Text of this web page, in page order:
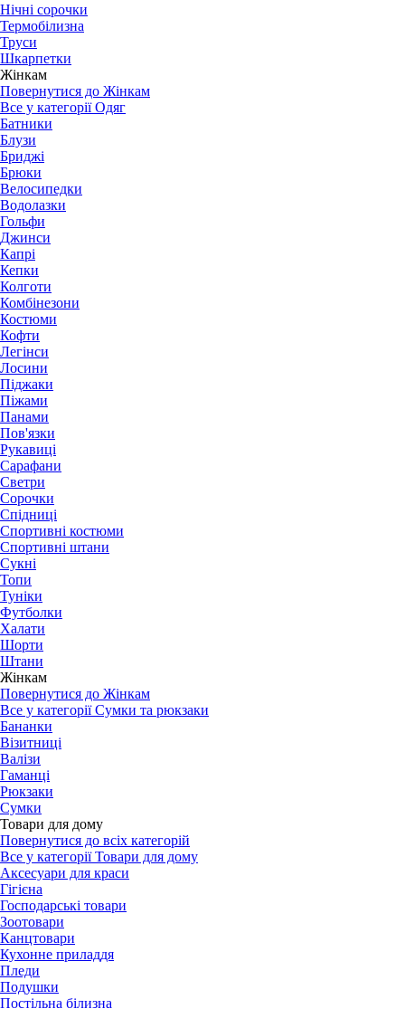
Нічні сорочки
Термобілизна
Труси
Шкарпетки
Жінкам
Повернутися до Жінкам
Все у категорії Одяг
Батники
Блузи
Бриджі
Брюки
Велосипедки
Водолазки
Гольфи
Джинси
Капрі
Кепки
Колготи
Комбінезони
Костюми
Кофти
Легінси
Лосини
Піджаки
Піжами
Панами
Пов'язки
Рукавиці
Сарафани
Светри
Сорочки
Спідниці
Спортивні костюми
Спортивні штани
Сукні
Топи
Туніки
Футболки
Халати
Шорти
Штани
Жінкам
Повернутися до Жінкам
Все у категорії Сумки та рюкзаки
Бананки
Візитниці
Валізи
Гаманці
Рюкзаки
Сумки
Товари для дому
Повернутися до всіх категорій
Все у категорії Товари для дому
Аксесуари для краси
Гігієна
Господарські товари
Зоотовари
Канцтовари
Кухонне приладдя
Пледи
Подушки
Постільна білизна